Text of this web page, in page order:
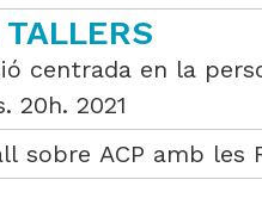
centrada en la
20h. 2021
sobre ACP amb les